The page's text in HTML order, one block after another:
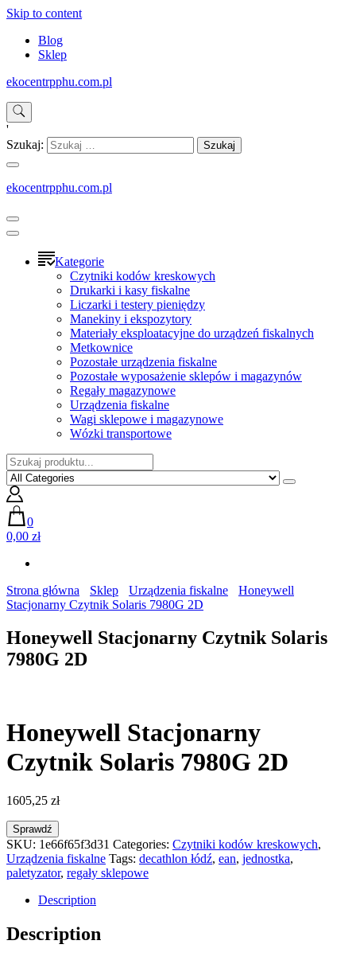
Skip to content
Blog
Sklep
ekocentrpphu.com.pl
'
Szukaj:
ekocentrpphu.com.pl
Kategorie
Czytniki kodów kreskowych
Drukarki i kasy fiskalne
Liczarki i testery pieniędzy
Manekiny i ekspozytory
Materiały eksploatacyjne do urządzeń fiskalnych
Metkownice
Pozostałe urządzenia fiskalne
Pozostałe wyposażenie sklepów i magazynów
Regały magazynowe
Urządzenia fiskalne
Wagi sklepowe i magazynowe
Wózki transportowe
0
0,00 zł
Strona główna Sklep Urządzenia fiskalne
Honeywell
Stacjonarny Czytnik Solaris 7980G 2D
Honeywell Stacjonarny Czytnik Solaris
7980G 2D
Honeywell Stacjonarny
Czytnik Solaris 7980G 2D
1605,25 zł
Sprawdź
SKU: 1e66f65f3d31 Categories: Czytniki kodów kreskowych,
Urządzenia fiskalne Tags: decathlon łódź, ean, jednostka,
paletyzator, regały sklepowe
Description
Description